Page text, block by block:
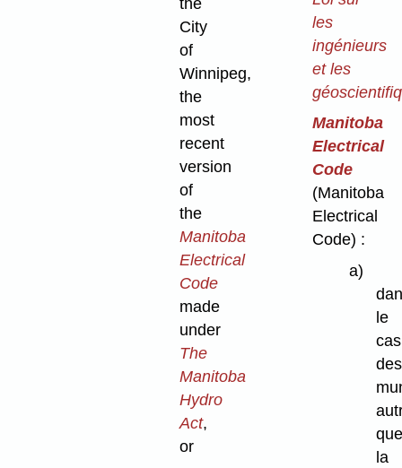
the
City
of
Winnipeg,
the
most
recent
version
of
the
Manitoba
Electrical
Code
made
under
The
Manitoba
Hydro
Act,
or
les
ingénieurs
et les
Manitoba
Electrical
Code
(Manitoba
Electrical
Code) :
a)
le
cas
des
que
la